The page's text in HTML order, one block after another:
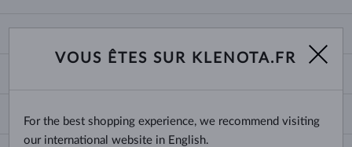
NOUS CONNAÎTRE
LIVRAISON ET PAIEMENT
CHOISIR DES ALLIANCES
TAILLE ET VARIÉTÉ DES CHAÎNES
TAILLES DE BRACELETS
VOUS ÊTES SUR KLENOTA.FR
For the best shopping experience, we recommend visiting
our international website in English.